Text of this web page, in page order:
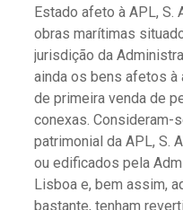
Estado afeto à APL, S.
obras marítimas
jurisdição da
ainda os bens afetos
de primeira venda de
conexas. Consideram-
patrimonial da APL, S.
ou edificados pela
Lisboa e, bem assim,
bastante, tenham